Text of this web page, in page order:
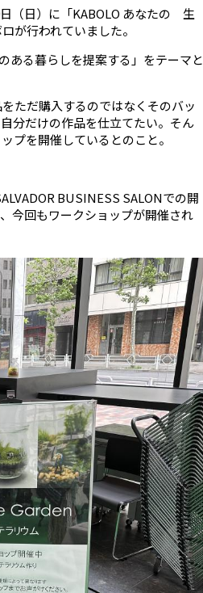
（日）に「KABOLO あなたの 生
が行われていました。
ある暮らしを提案する」をテーマと
ただ購入するのではなくそのバッ
分だけの作品を仕立てたい。そん
プを開催しているとのこと。
BUSINESS SALONでの開
今回もワークショップが開催され